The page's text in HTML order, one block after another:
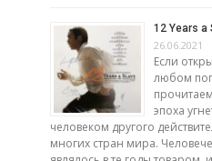
12 Years a
26.06.2021
Если
любом
эпоха
человеком другого
многих стран мира.